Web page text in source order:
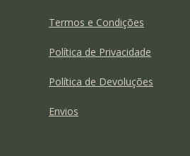
Termos e Condições
Política de Privacidade
Política de Devoluções
Envios